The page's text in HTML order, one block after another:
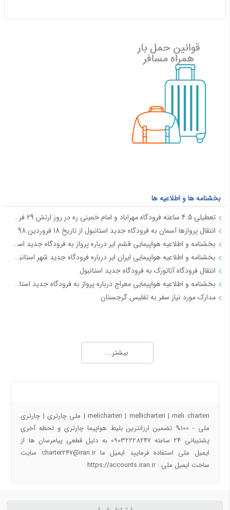
بخشنامه ها و اطلاعیه ها
تعطیلی 4.5 ساعته فرودگاه مهراباد و امام خمینی ره در روز ارتش 29 فروردین
انتقال پروازها آسمان به فرودگاه جدید استانبول از تاریخ 18 فروردین 98
بخشنامه و اطلاعیه هواپیمایی قشم ایر درباره پرواز به فرودگاه جدید استانبول از تاریخ 18فروردین 98
بخشنامه و اطلاعیه هواپیمایی ایران ایر درباره فرودگاه جدید شهر استانبول IR2712
انتقال فرودگاه آتاتورک به فرودگاه جدید استانبول
بخشنامه و اطلاعیه هواپیمایی معراج درباره پرواز به فرودگاه جدید استانبول از تاریخ 18فروردین 98 JI4740-4
مدارک مورد نیاز سفر به تفلیس گرجستان
آفــر چارتری تور هوایی مشهد از تهران
راهنمای سفر به شهرهای ایران و جهان با تیک بال
پروازهای دقیقه 90
آفر شگفت انگیز کیش به تهران دوشنبه 17 دی 97
بیشتر...
melicharteri | mellicharteri | meli charteri | ملی چارتری | چارتری
ملی - 100% تضمین ارزانترین بلیط هواپیما چارتری و لحظه آخری
پشتیبانی 24 ساعته 09032228247 به دلیل قطعی پیامرسان ها از
ایمیل ملی استفاده فرمایید ایمیل ما charter247@iran.ir سایت
ساخت ایمیل ملی : https://accounts.iran.ir